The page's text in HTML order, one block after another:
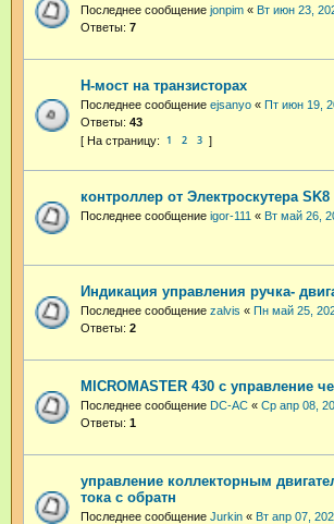
Последнее сообщение jonpim « Вт июн 23,
Ответы: 7
H-мост на транзисторах
Последнее сообщение ejsanyo « Пт июн 19,
Ответы: 43
1 2 3
контроллер от Электроскутера SK8
Последнее сообщение igor-111 « Вт май 26,
Индикация управления ручка-
Последнее сообщение zalvis « Пн май 25,
Ответы: 2
MICROMASTER 430 с управление
Последнее сообщение DC-AC « Ср апр 08,
Ответы: 1
управление коллекторным
тока с обратн
Последнее сообщение Jurkin « Вт апр 07,